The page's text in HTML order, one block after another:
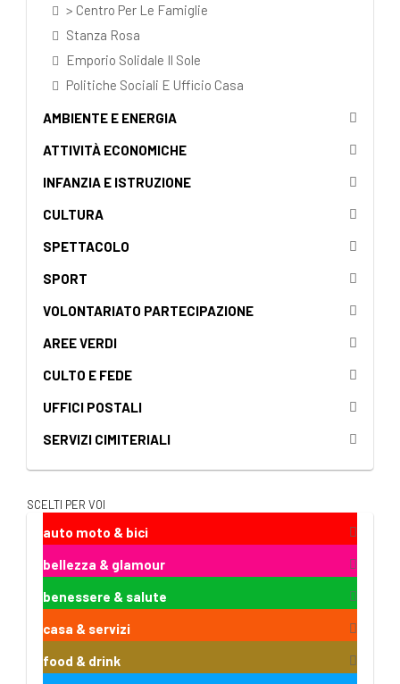
> Centro Per Le Famiglie
Stanza Rosa
Emporio Solidale Il Sole
Politiche Sociali E Ufficio Casa
AMBIENTE E ENERGIA
ATTIVITÀ ECONOMICHE
INFANZIA E ISTRUZIONE
CULTURA
SPETTACOLO
SPORT
VOLONTARIATO PARTECIPAZIONE
AREE VERDI
CULTO E FEDE
UFFICI POSTALI
SERVIZI CIMITERIALI
SCELTI PER VOI
auto moto & bici
bellezza & glamour
benessere & salute
casa & servizi
food & drink